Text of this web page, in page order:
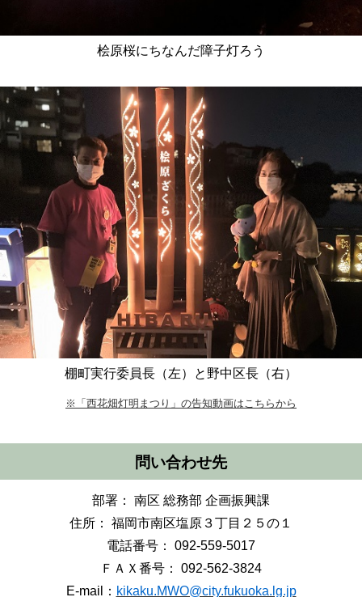
桧原桜にちなんだ障子灯ろう
棚町実行委員長（左）と野中区長（右）
※「西花畑灯明まつり」の告知動画はこちらから
問い合わせ先
部署： 南区 総務部 企画振興課
住所： 福岡市南区塩原３丁目２５の１
電話番号： 092-559-5017
ＦＡＸ番号： 092-562-3824
E-mail： kikaku.MWO@city.fukuoka.lg.jp